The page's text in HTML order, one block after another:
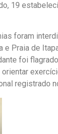
19
foram
e Praia de
foi
registrado